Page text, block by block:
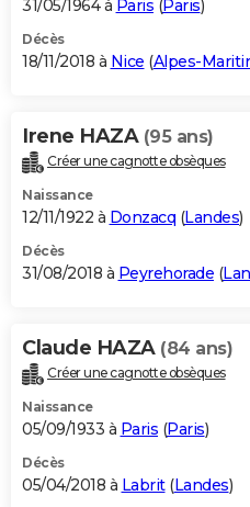
31/05/1964 à Paris (Paris)
Décès
18/11/2018 à Nice (Alpes-
Irene HAZA (95 ans)
Créer une cagnotte obsèques
Naissance
12/11/1922 à Donzacq (Landes)
Décès
31/08/2018 à Peyrehorade (
Claude HAZA (84 ans)
Créer une cagnotte obsèques
Naissance
05/09/1933 à Paris (Paris)
Décès
05/04/2018 à Labrit(Landes)